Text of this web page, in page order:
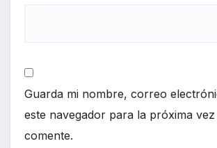
Guarda mi nombre, correo
este navegador para la próxima vez
comente.